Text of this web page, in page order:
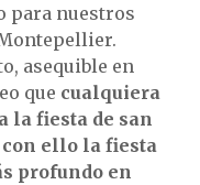
para nuestros
asequible en
que cualquiera
la fiesta de san
con ello la fiesta
profundo en